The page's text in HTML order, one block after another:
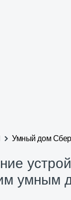
Умный дом Сбер
умным